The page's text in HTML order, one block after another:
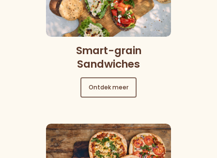
Smart-grain
Sandwiches
Ontdek meer